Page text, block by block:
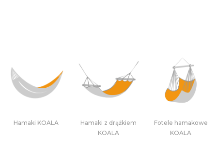
Hamaki KOALA
Hamaki z drążkiem
KOALA
Fotele hamakowe
KOALA